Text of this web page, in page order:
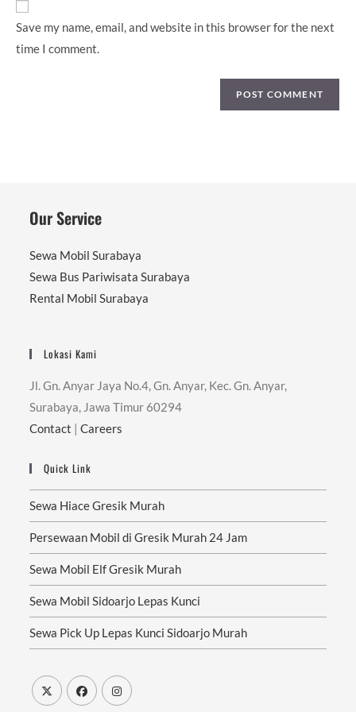
Save my name, email, and website in this browser for the next
time I comment.
Our Service
Sewa Mobil Surabaya
Sewa Bus Pariwisata Surabaya
Rental Mobil Surabaya
Lokasi Kami
Jl. Gn. Anyar Jaya No.4, Gn. Anyar, Kec. Gn. Anyar,
Surabaya, Jawa Timur 60294
Contact |Careers
Quick Link
Sewa Hiace Gresik Murah
Persewaan Mobil di Gresik Murah 24 Jam
Sewa Mobil Elf Gresik Murah
Sewa Mobil Sidoarjo Lepas Kunci
Sewa Pick Up Lepas Kunci Sidoarjo Murah